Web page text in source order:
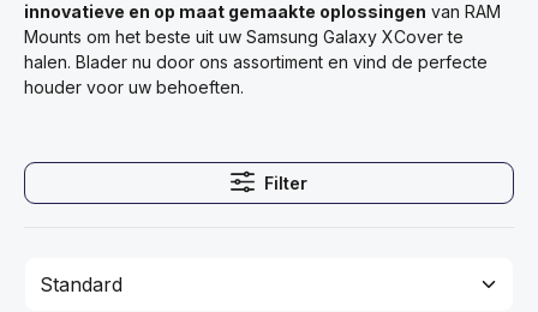
innovatieve en op maat gemaakte oplossingen van RAM
Mounts om het beste uit uw Samsung Galaxy XCover te
halen. Blader nu door ons assortiment en vind de perfecte
houder voor uw behoeften.
Filter